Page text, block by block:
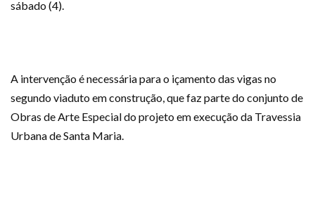
sábado (4).
A intervenção é necessária para o içamento das vigas no
segundo viaduto em construção, que faz parte do conjunto de
Obras de Arte Especial do projeto em execução da Travessia
Urbana de Santa Maria.